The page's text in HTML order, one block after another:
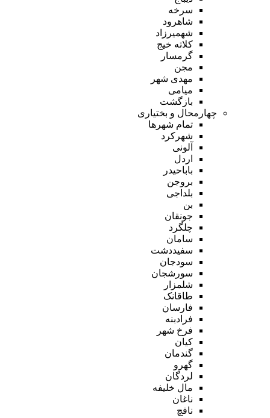
سرخه
شاهرود
شهمیرزاد
کلاته خیج
گرمسار
مجن
مهدی شهر
میامی
بازگشت
چهارمحال و بختیاری
تمام شهر‌ها
شهرکرد
آلونی
اردل
باباحیدر
بروجن
بلداجی
بن
جونقان
چلگرد
سامان
سفیددشت
سودجان
سورشجان
شلمزار
طاقانک
فارسان
فرادبنه
فرخ شهر
کیان
گندمان
گهرو
لردگان
مال خلیفه
ناغان
نافچ